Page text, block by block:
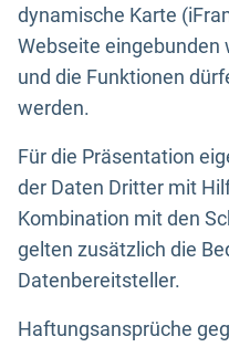
dynamische Karte
Webseite eingebunden
und die Funktionen
werden.
Für die Präsentation
der Daten Dritter mit
Kombination mit den
gelten zusätzlich die
Datenbereitsteller.
Haftungsansprüche